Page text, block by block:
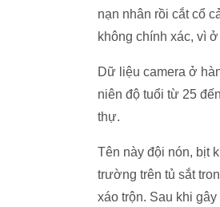
nạn nhân rồi cắt cổ
không chính xác, vì
Dữ liệu camera ở
niên độ tuổi từ 25
thự.
Tên này đội nón, bịt
trường trên tủ sắt
xáo trộn. Sau khi